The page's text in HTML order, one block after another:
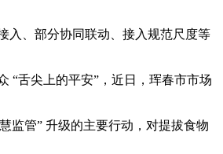
、部分协同联动、接入规范尺度等
舌尖上的平安”，近日，珲春市市场
监管” 升级的主要行动，对提拔食物